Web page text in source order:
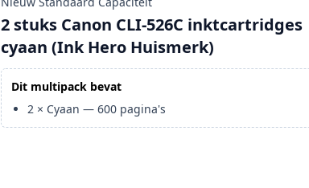
2 stuks Canon CLI-526C inktcartridges
cyaan (Ink Hero Huismerk)
Dit multipack bevat
2 × Cyaan —600 pagina's